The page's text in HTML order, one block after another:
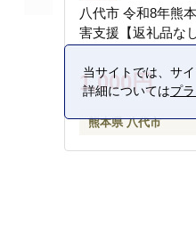
八代市 令和8年熊
害支援【返礼品なし
1,000円
熊本県 八代市
当サイトでは、サ
詳細についてはプ